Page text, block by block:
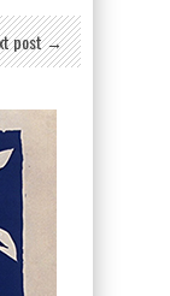
post →